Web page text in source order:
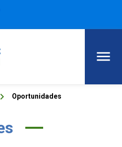
keyboard_arrow_right Oportunidades